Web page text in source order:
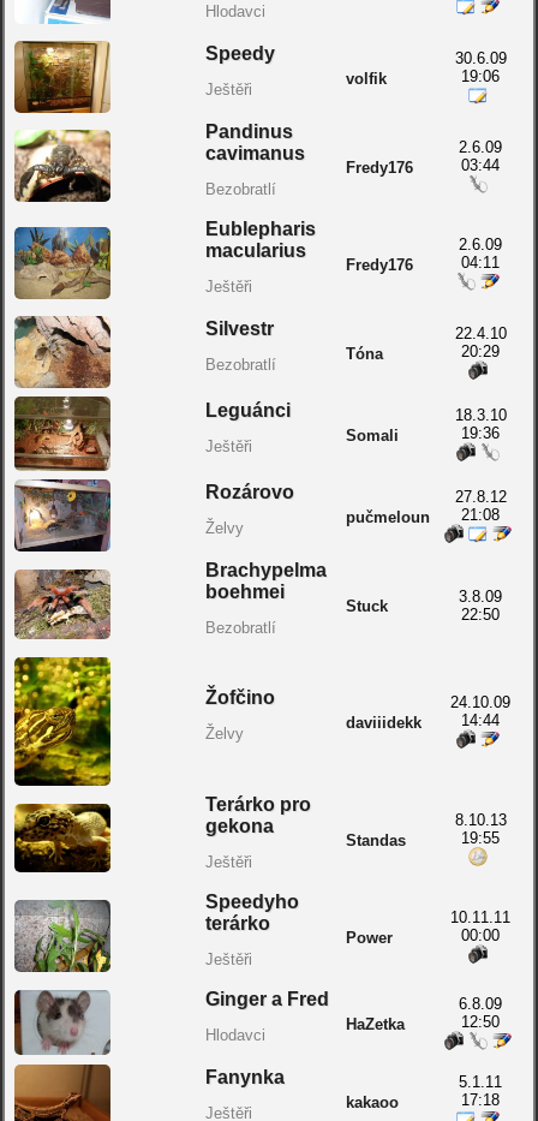
Hlodavci
Speedy
Ještěři
volfik
30.6.09
19:06
Pandinus
cavimanus
Bezobratlí
Fredy176
2.6.09
03:44
Eublepharis
macularius
Ještěři
Fredy176
2.6.09
04:11
Silvestr
Bezobratlí
Tóna
22.4.10
20:29
Leguánci
Ještěři
Somali
18.3.10
19:36
Rozárovo
Želvy
pučmeloun
27.8.12
21:08
Brachypelma
boehmei
Bezobratlí
Stuck
3.8.09
22:50
Žofčino
Želvy
daviiidekk
24.10.09
14:44
Terárko pro
gekona
Ještěři
Standas
8.10.13
19:55
Speedyho
terárko
Ještěři
Power
10.11.11
00:00
Ginger a Fred
Hlodavci
HaZetka
6.8.09
12:50
Fanynka
Ještěři
kakaoo
5.1.11
17:18